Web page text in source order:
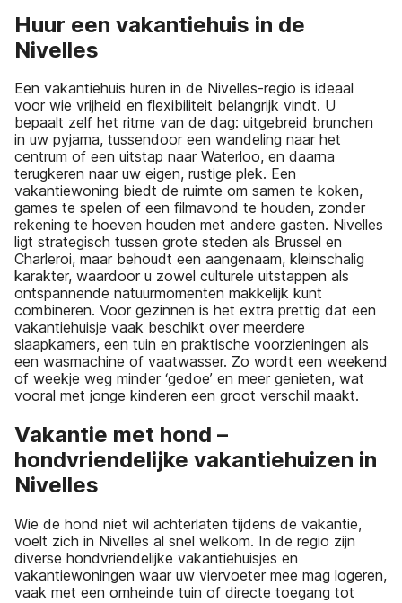
Huur een vakantiehuis in de
Nivelles
Een vakantiehuis huren in de Nivelles-regio is ideaal
voor wie vrijheid en flexibiliteit belangrijk vindt. U
bepaalt zelf het ritme van de dag: uitgebreid brunchen
in uw pyjama, tussendoor een wandeling naar het
centrum of een uitstap naar Waterloo, en daarna
terugkeren naar uw eigen, rustige plek. Een
vakantiewoning biedt de ruimte om samen te koken,
games te spelen of een filmavond te houden, zonder
rekening te hoeven houden met andere gasten. Nivelles
ligt strategisch tussen grote steden als Brussel en
Charleroi, maar behoudt een aangenaam, kleinschalig
karakter, waardoor u zowel culturele uitstappen als
ontspannende natuurmomenten makkelijk kunt
combineren. Voor gezinnen is het extra prettig dat een
vakantiehuisje vaak beschikt over meerdere
slaapkamers, een tuin en praktische voorzieningen als
een wasmachine of vaatwasser. Zo wordt een weekend
of weekje weg minder ‘gedoe’ en meer genieten, wat
vooral met jonge kinderen een groot verschil maakt.
Vakantie met hond –
hondvriendelijke vakantiehuizen in
Nivelles
Wie de hond niet wil achterlaten tijdens de vakantie,
voelt zich in Nivelles al snel welkom. In de regio zijn
diverse hondvriendelijke vakantiehuisjes en
vakantiewoningen waar uw viervoeter mee mag logeren,
vaak met een omheinde tuin of directe toegang tot